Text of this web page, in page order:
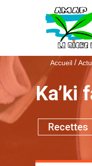
Accueil /
Ka’ki
Themes :
Recettes